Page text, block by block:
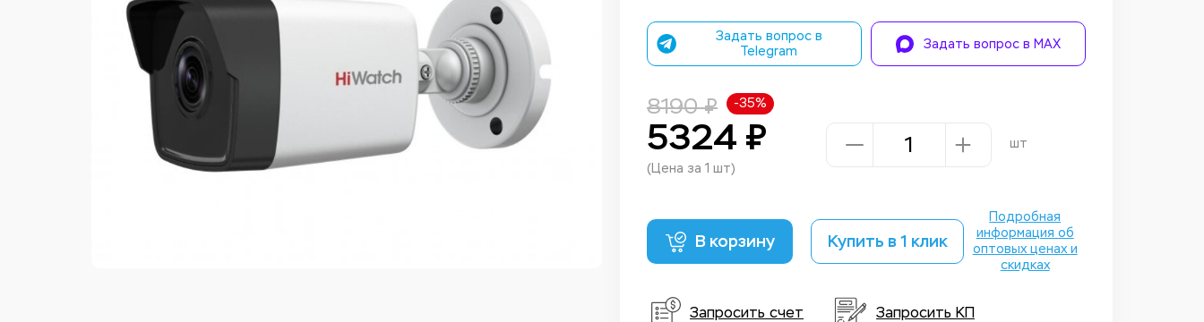
Задать вопрос в
Telegram
Задать вопрос в MAX
8190 ₽ -35%
5324 ₽
(Цена за 1 шт)
шт
В корзину Купить в 1 клик
Подробная
информация об
оптовых ценах и
скидках
Запросить счет Запросить КП